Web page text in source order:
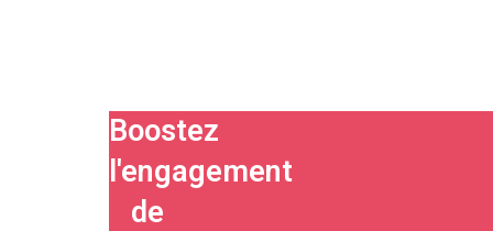
Boostez
l'engagement
de